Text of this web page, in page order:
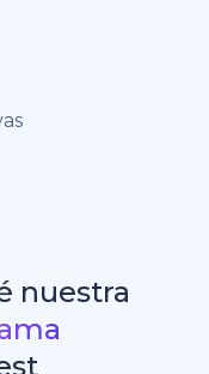
nuestra